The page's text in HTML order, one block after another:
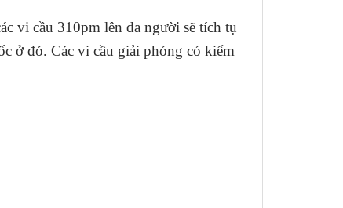
vi cầu 310pm lên da người sẽ tích tụ
ở đó. Các vi cầu giải phóng có kiểm